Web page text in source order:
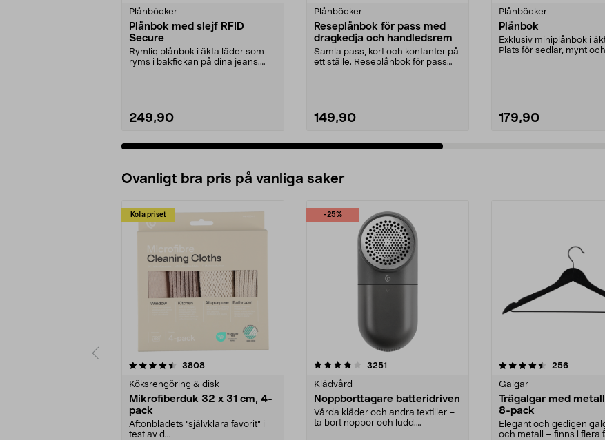
Plånböcker
Plånbok med slejf RFID
Secure
Rymlig plånbok i äkta läder som
ryms i bakfickan på dina jeans.
249,90
Plånböcker
Reseplånbok för pass med
dragkedja och handledsrem
Samla pass, kort och kontanter på
ett ställe. Reseplånbok för pass
149,90
Plånböcker
Plånbok
Exklusiv miniplånbok i
Plats för sedlar, mynt
179,90
Ovanligt bra pris på vanliga saker
Kolla priset
3808recensioner
Köksrengöring & disk
Mikrofiberduk 32 x 31 cm, 4-
pack
Aftonbladets "självklara favorit” i
test av d...
-25%
4.0av 5 stjärnor 3251
Klädvård
Noppborttagare batteridriven
Vårda kläder och andra textilier –
ta bort noppor och ludd.
4.5av 5 stjärnor 256
Galgar
Trägalgar med
8-pack
Elegant och gedigen
och metall – finns i flera
4.0av 5 stjärnor